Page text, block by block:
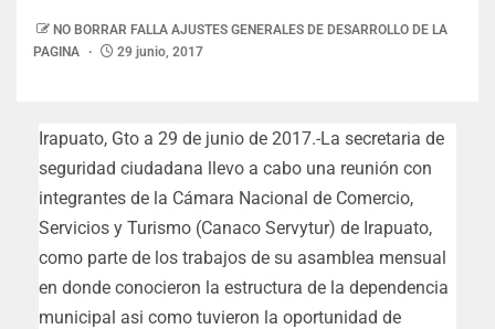
NO BORRAR FALLA AJUSTES GENERALES DE DESARROLLO DE LA
PAGINA
29 junio, 2017
Irapuato, Gto a 29 de junio de 2017.-La secretaria de
seguridad ciudadana llevo a cabo una reunión con
integrantes de la Cámara Nacional de Comercio,
Servicios y Turismo (Canaco Servytur) de Irapuato,
como parte de los trabajos de su asamblea mensual
en donde conocieron la estructura de la dependencia
municipal asi como tuvieron la oportunidad de